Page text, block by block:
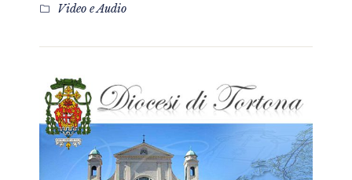
Video e Audio